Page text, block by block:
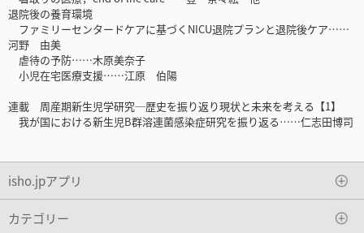
退院後の養育環境
ファミリーセンタードケアに基づくNICU退院プランと退院後ケア……
河野 由美
虐待の予防……木原美奈子
小児在宅医療支援……江原 伯陽
連載 周産期新生児学研究─歴史を振り返り現状と未来を考える【1】
我が国における新生児B群溶連菌感染症研究を振り返る……仁志田博司
isho.jpアプリ
カテゴリー